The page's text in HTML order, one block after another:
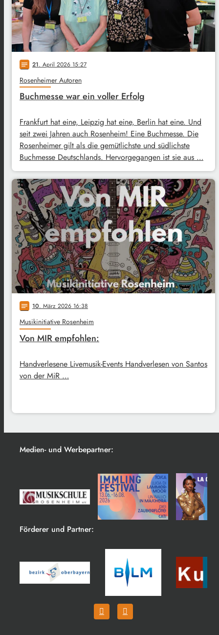
notes 21. April 2026 15:27
Rosenheimer Autoren
Buchmesse war ein voller Erfolg
Frankfurt hat eine, Leipzig hat eine, Berlin hat eine. Und
seit zwei Jahren auch Rosenheim! Eine Buchmesse. Die
Rosenheimer gilt als die gemütlichste und südlichste
Buchmesse Deutschlands. Hervorgegangen ist sie aus …
notes 10. März 2026 16:38
Musikinitiative Rosenheim
Von MIR empfohlen:
Handverlesene Livemusik-Events Handverlesen von Santos
von der MiR …
Medien- und Werbepartner:
Förderer und Partner: